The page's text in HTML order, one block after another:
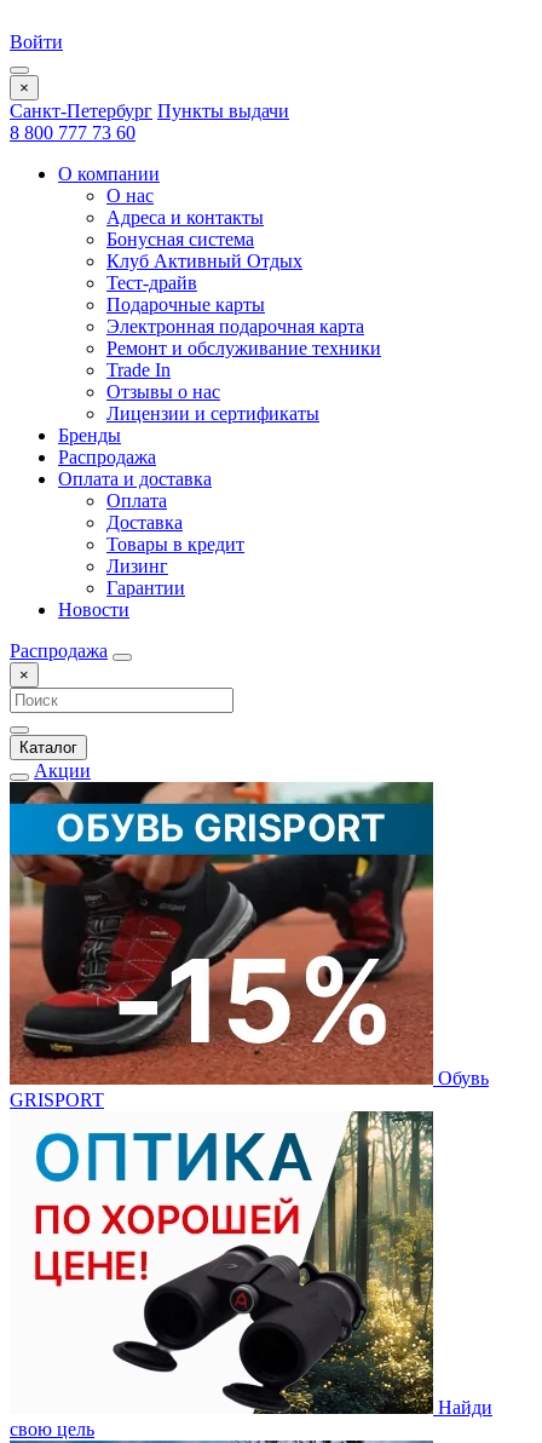
Войти
×
Санкт-Петербург Пункты выдачи
8 800 777 73 60
О компании
О нас
Адреса и контакты
Бонусная система
Клуб Активный Отдых
Тест-драйв
Подарочные карты
Электронная подарочная карта
Ремонт и обслуживание техники
Trade In
Отзывы о нас
Лицензии и сертификаты
Бренды
Распродажа
Оплата и доставка
Оплата
Доставка
Товары в кредит
Лизинг
Гарантии
Новости
Распродажа
×
Каталог
Акции
Обувь
GRISPORT
Найди
свою цель